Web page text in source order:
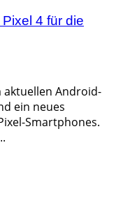
4 für die
aktuellen Android-
ein neues
Smartphones.